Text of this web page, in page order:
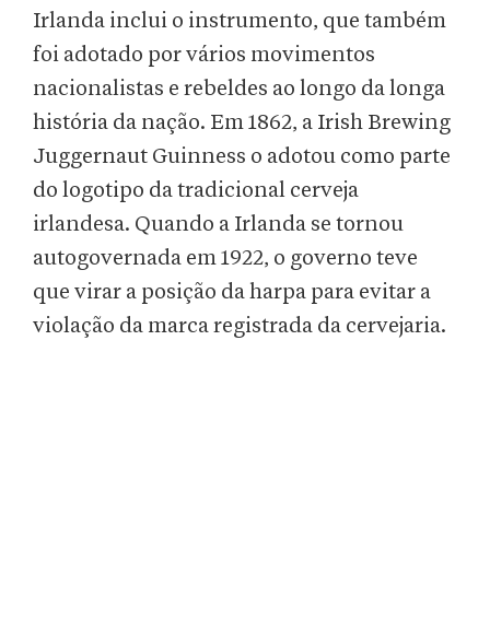
Irlanda inclui o instrumento, que também
foi adotado por vários movimentos
nacionalistas e rebeldes ao longo da longa
história da nação. Em 1862, a Irish Brewing
Juggernaut Guinness o adotou como parte
do logotipo da tradicional cerveja
irlandesa. Quando a Irlanda se tornou
autogovernada em 1922, o governo teve
que virar a posição da harpa para evitar a
violação da marca registrada da cervejaria.